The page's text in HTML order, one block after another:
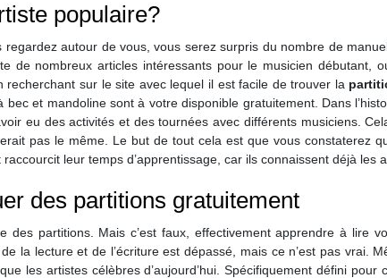
populaire?
autour de vous, vous serez surpris du nombre de
de nombreux articles intéressants pour le musicien débutant,
sur le site avec lequel il est facile de trouver la
bec et mandoline sont à votre disponible gratuitement. Dans
eu des activités et des tournées avec différents musiciens.
pas le même. Le but de tout cela est que vous constaterez
leur temps d’apprentissage, car ils connaissent déjà les
des partitions gratuitement
des partitions. Mais c’est faux, effectivement apprendre à lire
la lecture et de l’écriture est dépassé, mais ce n’est pas vrai.
les artistes célèbres d’aujourd’hui. Spécifiquement défini pour